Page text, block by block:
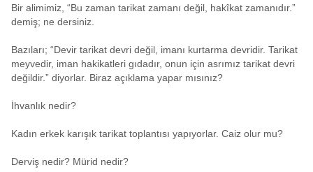
Bir alimimiz, “Bu zaman tarikat zamanı değil, hakîkat zamanıdır.”
demiş; ne dersiniz.
Bazıları; “Devir tarikat devri değil, imanı kurtarma devridir. Tarikat
meyvedir, iman hakikatleri gıdadır, onun için asrımız tarikat devri
değildir.” diyorlar. Biraz açıklama yapar mısınız?
İhvanlık nedir?
Kadın erkek karışık tarikat toplantısı yapıyorlar. Caiz olur mu?
Derviş nedir? Mürid nedir?